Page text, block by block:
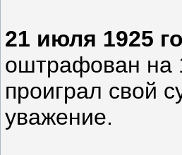
21 июля 1925
оштрафован на
проиграл свой
уважение.